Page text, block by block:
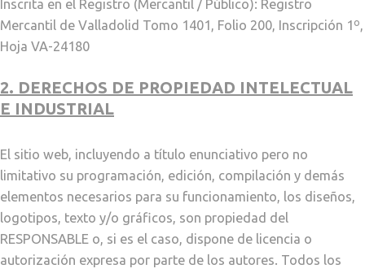
Inscrita en el Registro (Mercantil / Público): Registro
Mercantil de Valladolid Tomo 1401, Folio 200, Inscripción 1º,
Hoja VA-24180
2. DERECHOS DE PROPIEDAD INTELECTUAL
E INDUSTRIAL
El sitio web, incluyendo a título enunciativo pero no
limitativo su programación, edición, compilación y demás
elementos necesarios para su funcionamiento, los diseños,
logotipos, texto y/o gráficos, son propiedad del
RESPONSABLE o, si es el caso, dispone de licencia o
autorización expresa por parte de los autores. Todos los